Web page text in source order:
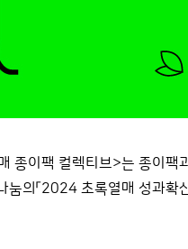
종이팩 컬렉티브>는 종이
의「2024 초록열매 성과확